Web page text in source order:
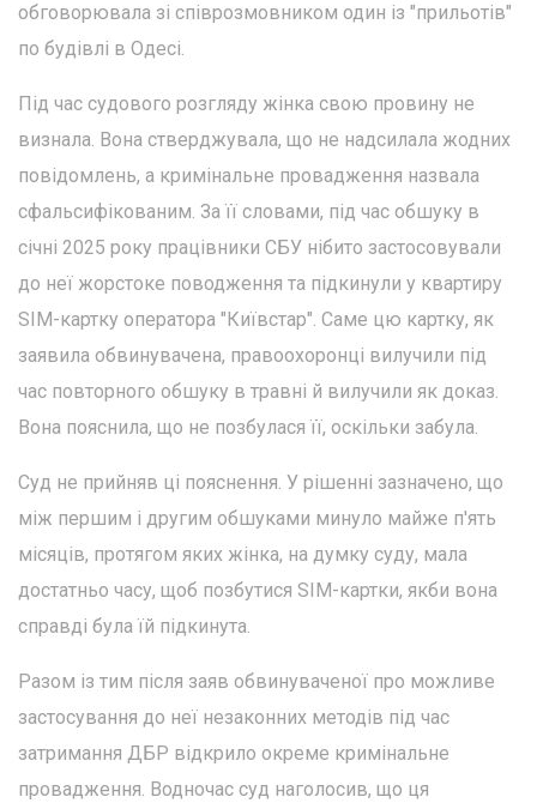
обговорювала зі співрозмовником один із "прильотів"
по будівлі в Одесі.
Під час судового розгляду жінка свою провину не
визнала. Вона стверджувала, що не надсилала жодних
повідомлень, а кримінальне провадження назвала
сфальсифікованим. За її словами, під час обшуку в
січні 2025 року працівники СБУ нібито застосовували
до неї жорстоке поводження та підкинули у квартиру
SIM-картку оператора "Київстар". Саме цю картку, як
заявила обвинувачена, правоохоронці вилучили під
час повторного обшуку в травні й вилучили як доказ.
Вона пояснила, що не позбулася її, оскільки забула.
Суд не прийняв ці пояснення. У рішенні зазначено, що
між першим і другим обшуками минуло майже п'ять
місяців, протягом яких жінка, на думку суду, мала
достатньо часу, щоб позбутися SIM-картки, якби вона
справді була їй підкинута.
Разом із тим після заяв обвинуваченої про можливе
застосування до неї незаконних методів під час
затримання ДБР відкрило окреме кримінальне
провадження. Водночас суд наголосив, що ця